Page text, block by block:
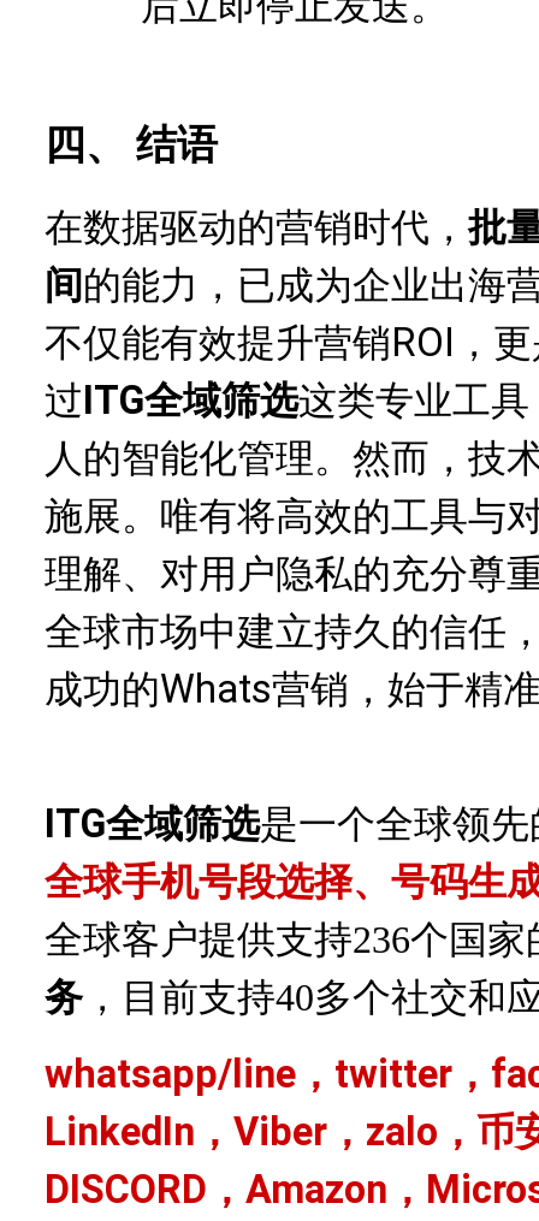
四、 结语
在数据驱动的营销时代，批
间的能力，已成为企业出海
不仅能有效提升营销ROI，
过ITG全域筛选这类专业工
人的智能化管理。然而，技
施展。唯有将高效的工具与
理解、对用户隐私的充分尊
全球市场中建立持久的信任
成功的Whats营销，始于精
ITG全域筛选是一个全球领
全球手机号段选择、号码生
全球客户提供支持236个国
务，目前支持40多个社交和
whatsapp/line，twitter，
LinkedIn，Viber，zalo，币
DISCORD，Amazon，